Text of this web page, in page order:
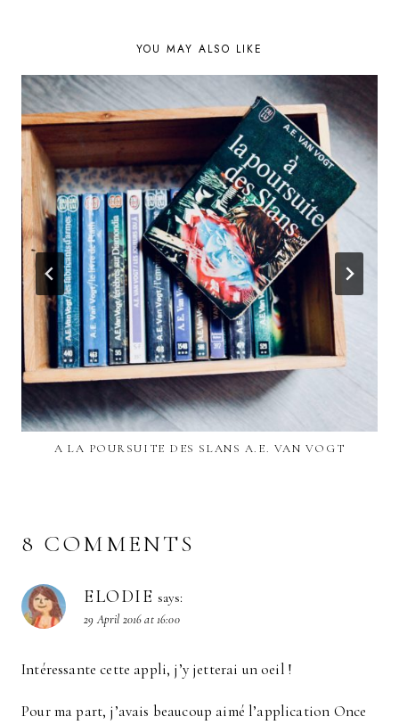
YOU MAY ALSO LIKE
A LA POURSUITE DES SLANS A.E. VAN VOGT
8 COMMENTS
ELODIE says:
29 April 2016 at 16:00
Intéressante cette appli, j’y jetterai un oeil !
Pour ma part, j’avais beaucoup aimé l’application Once